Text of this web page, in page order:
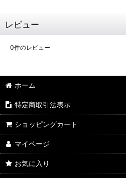
レビュー
0件のレビュー
ホーム
特定商取引法表示
ショッピングカート
マイページ
お気に入り